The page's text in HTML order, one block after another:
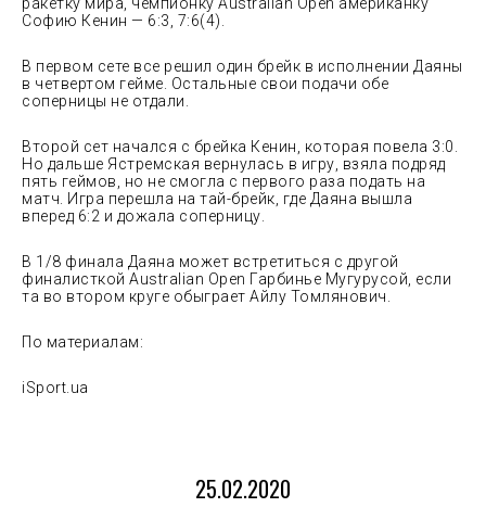
Софию Кенин — 6:3, 7:6(4).
В первом сете все решил один брейк в исполнении Даяны
в четвертом гейме. Остальные свои подачи обе
соперницы не отдали.
Второй сет начался с брейка Кенин, которая повела 3:0.
Но дальше Ястремская вернулась в игру, взяла подряд
пять геймов, но не смогла с первого раза подать на
матч. Игра перешла на тай-брейк, где Даяна вышла
вперед 6:2 и дожала соперницу.
В 1/8 финала Даяна может встретиться с другой
финалисткой Australian Open Гарбинье Мугурусой, если
та во втором круге обыграет Айлу Томлянович.
По материалам:
iSport.ua
25.02.2020